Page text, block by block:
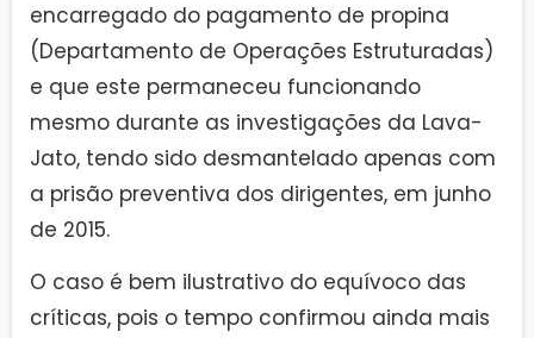
encarregado do pagamento de propina
(Departamento de Operações Estruturadas)
e que este permaneceu funcionando
mesmo durante as investigações da Lava-
Jato, tendo sido desmantelado apenas com
a prisão preventiva dos dirigentes, em junho
de 2015.
O caso é bem ilustrativo do equívoco das
críticas, pois o tempo confirmou ainda mais